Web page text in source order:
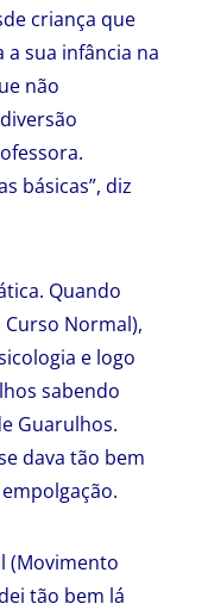
criança que
sua infância na
não
básicas”, diz
Quando
Normal),
e logo
sabendo
Guarulhos.
dava tão bem
(Movimento
tão bem lá